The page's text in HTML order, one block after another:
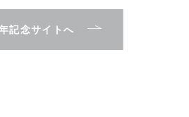
記念サイトへ